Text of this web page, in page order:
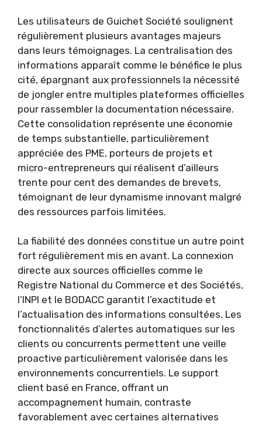
Les utilisateurs de Guichet Société soulignent
régulièrement plusieurs avantages majeurs
dans leurs témoignages. La centralisation des
informations apparaît comme le bénéfice le plus
cité, épargnant aux professionnels la nécessité
de jongler entre multiples plateformes officielles
pour rassembler la documentation nécessaire.
Cette consolidation représente une économie
de temps substantielle, particulièrement
appréciée des PME, porteurs de projets et
micro-entrepreneurs qui réalisent d’ailleurs
trente pour cent des demandes de brevets,
témoignant de leur dynamisme innovant malgré
des ressources parfois limitées.
La fiabilité des données constitue un autre point
fort régulièrement mis en avant. La connexion
directe aux sources officielles comme le
Registre National du Commerce et des Sociétés,
l’INPI et le BODACC garantit l’exactitude et
l’actualisation des informations consultées. Les
fonctionnalités d’alertes automatiques sur les
clients ou concurrents permettent une veille
proactive particulièrement valorisée dans les
environnements concurrentiels. Le support
client basé en France, offrant un
accompagnement humain, contraste
favorablement avec certaines alternatives